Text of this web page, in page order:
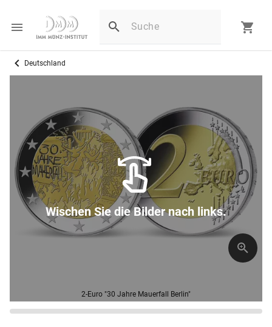
Deutschland
2-Euro "30 Jahre Mauerfall Berlin"
Wischen Sie die Bilder nach links.